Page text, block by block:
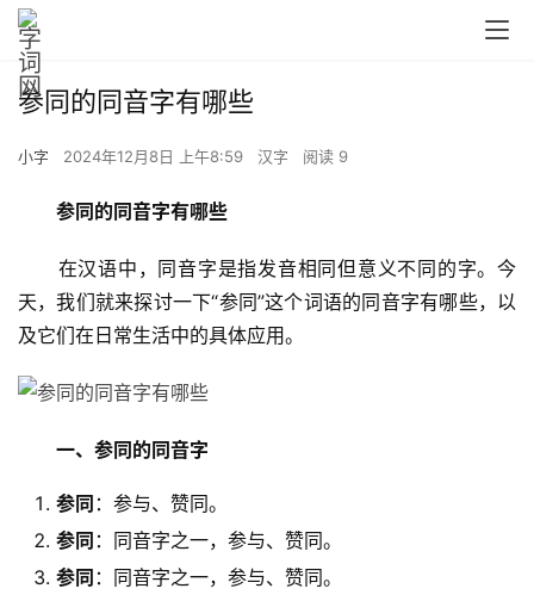
参同的同音字有哪些
小字 2024年12月8日 上午8:59 汉字 阅读 9
参同的同音字有哪些
在汉语中，同音字是指发音相同但意义不同的字。今
天，我们就来探讨一下“参同”这个词语的同音字有哪些，以
及它们在日常生活中的具体应用。
一、参同的同音字
参同 ：参与、赞同。
参同 ：同音字之一，参与、赞同。
参同 ：同音字之一，参与、赞同。